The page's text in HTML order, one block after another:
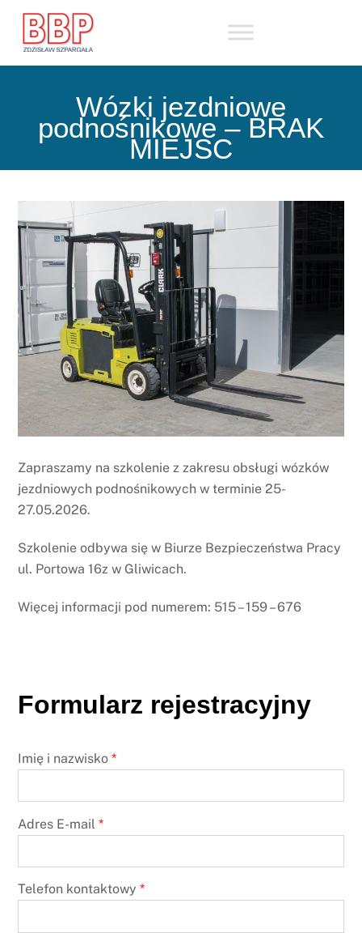
Skip
content
Wózki jezdniowe
podnośnikowe – BRAK
MIEJSC
Zapraszamy na szkolenie z zakresu obsługi wózków
jezdniowych podnośnikowych w terminie 25-
27.05.2026.
Szkolenie odbywa się w Biurze Bezpieczeństwa Pracy
ul. Portowa 16z w Gliwicach.
Więcej informacji pod numerem: 515 – 159 – 676
Formularz rejestracyjny
Imię i nazwisko*
Adres E-mail*
Telefon kontaktowy*